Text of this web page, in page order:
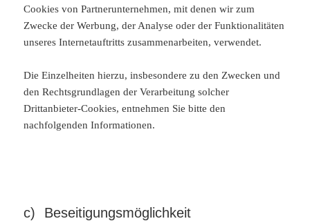
Cookies von Partnerunternehmen, mit denen wir zum
Zwecke der Werbung, der Analyse oder der Funktionalitäten
unseres Internetauftritts zusammenarbeiten, verwendet.
Die Einzelheiten hierzu, insbesondere zu den Zwecken und
den Rechtsgrundlagen der Verarbeitung solcher
Drittanbieter-Cookies, entnehmen Sie bitte den
nachfolgenden Informationen.
c) Beseitigungsmöglichkeit